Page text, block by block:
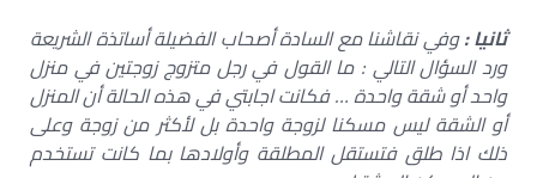
ثانيا :وفي نقاشنا مع السادة أصحاب الفضيلة أساتذة الشريعة
ورد السؤال التالي : ما القول في رجل متزوج زوجتين في منزل
واحد أو شقة واحدة … فكانت اجابتي في هذه الحالة أن المنزل
أو الشقة ليس مسكنا لزوجة واحدة بل لأكثر من زوجة وعلى
ذلك اذا طلق فتستقل المطلقة وأولادها بما كانت تستخدم